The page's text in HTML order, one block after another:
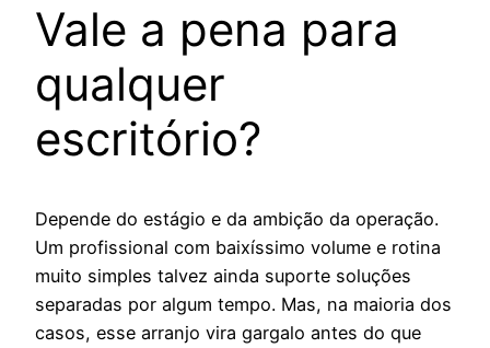
Vale a pena para
qualquer
escritório?
Depende do estágio e da ambição da operação.
Um profissional com baixíssimo volume e rotina
muito simples talvez ainda suporte soluções
separadas por algum tempo. Mas, na maioria dos
casos, esse arranjo vira gargalo antes do que